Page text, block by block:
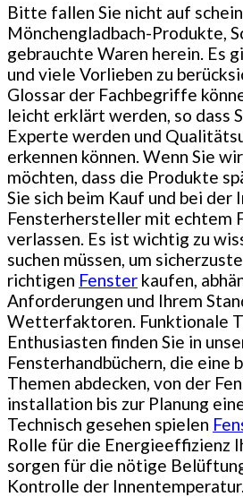
Bitte fallen Sie nicht auf
Mönchengladbach-Produkte,
gebrauchte Waren herein. Es
und viele Vorlieben zu
Glossar der Fachbegriffe
leicht erklärt werden, so dass
Experte werden und
erkennen können. Wenn Sie
möchten, dass die Produkte
Sie sich beim Kauf und bei der
Fensterhersteller mit echtem
verlassen. Es ist wichtig zu
suchen müssen, um
richtigen Fenster kaufen,
Anforderungen und Ihrem
Wetterfaktoren. Funktionale
Enthusiasten finden Sie in
Fensterhandbüchern, die eine
Themen abdecken, von der
installation bis zur Planung
Technisch gesehen spielen
Rolle für die Energieeffizienz
sorgen für die nötige
Kontrolle der